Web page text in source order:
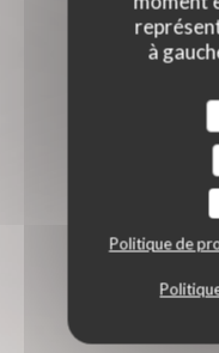
à
Politique de